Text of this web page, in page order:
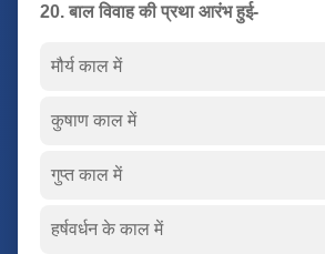
20. बाल विवाह की प्रथा आरंभ हुई-
मौर्य काल में
कुषाण काल में
गुप्त काल में
हर्षवर्धन के काल में